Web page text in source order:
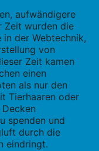
aufwändigere
Zeit wurden die
der Webtechnik,
von
Zeit kamen
einen
als nur den
Tierhaaren oder
spenden und
durch die
eindringt.